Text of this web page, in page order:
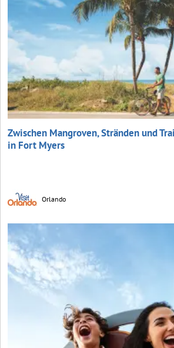
Zwischen Mangroven, Stränden und
in Fort Myers
Orlando